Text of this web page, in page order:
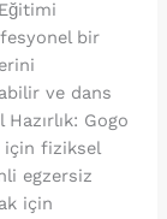
bir
ve dans
Gogo
için fiziksel
egzersiz
için